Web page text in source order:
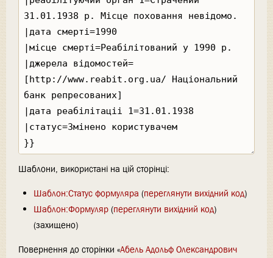
Шаблони, використані на цій сторінці:
Шаблон:Статус формуляра (переглянути вихідний код)
Шаблон:Формуляр(переглянути вихідний код)
(захищено)
Повернення до сторінки «Абель Адольф Олександрович